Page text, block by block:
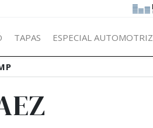
TAPAS ESPECIAL AUTOMOTRIZ